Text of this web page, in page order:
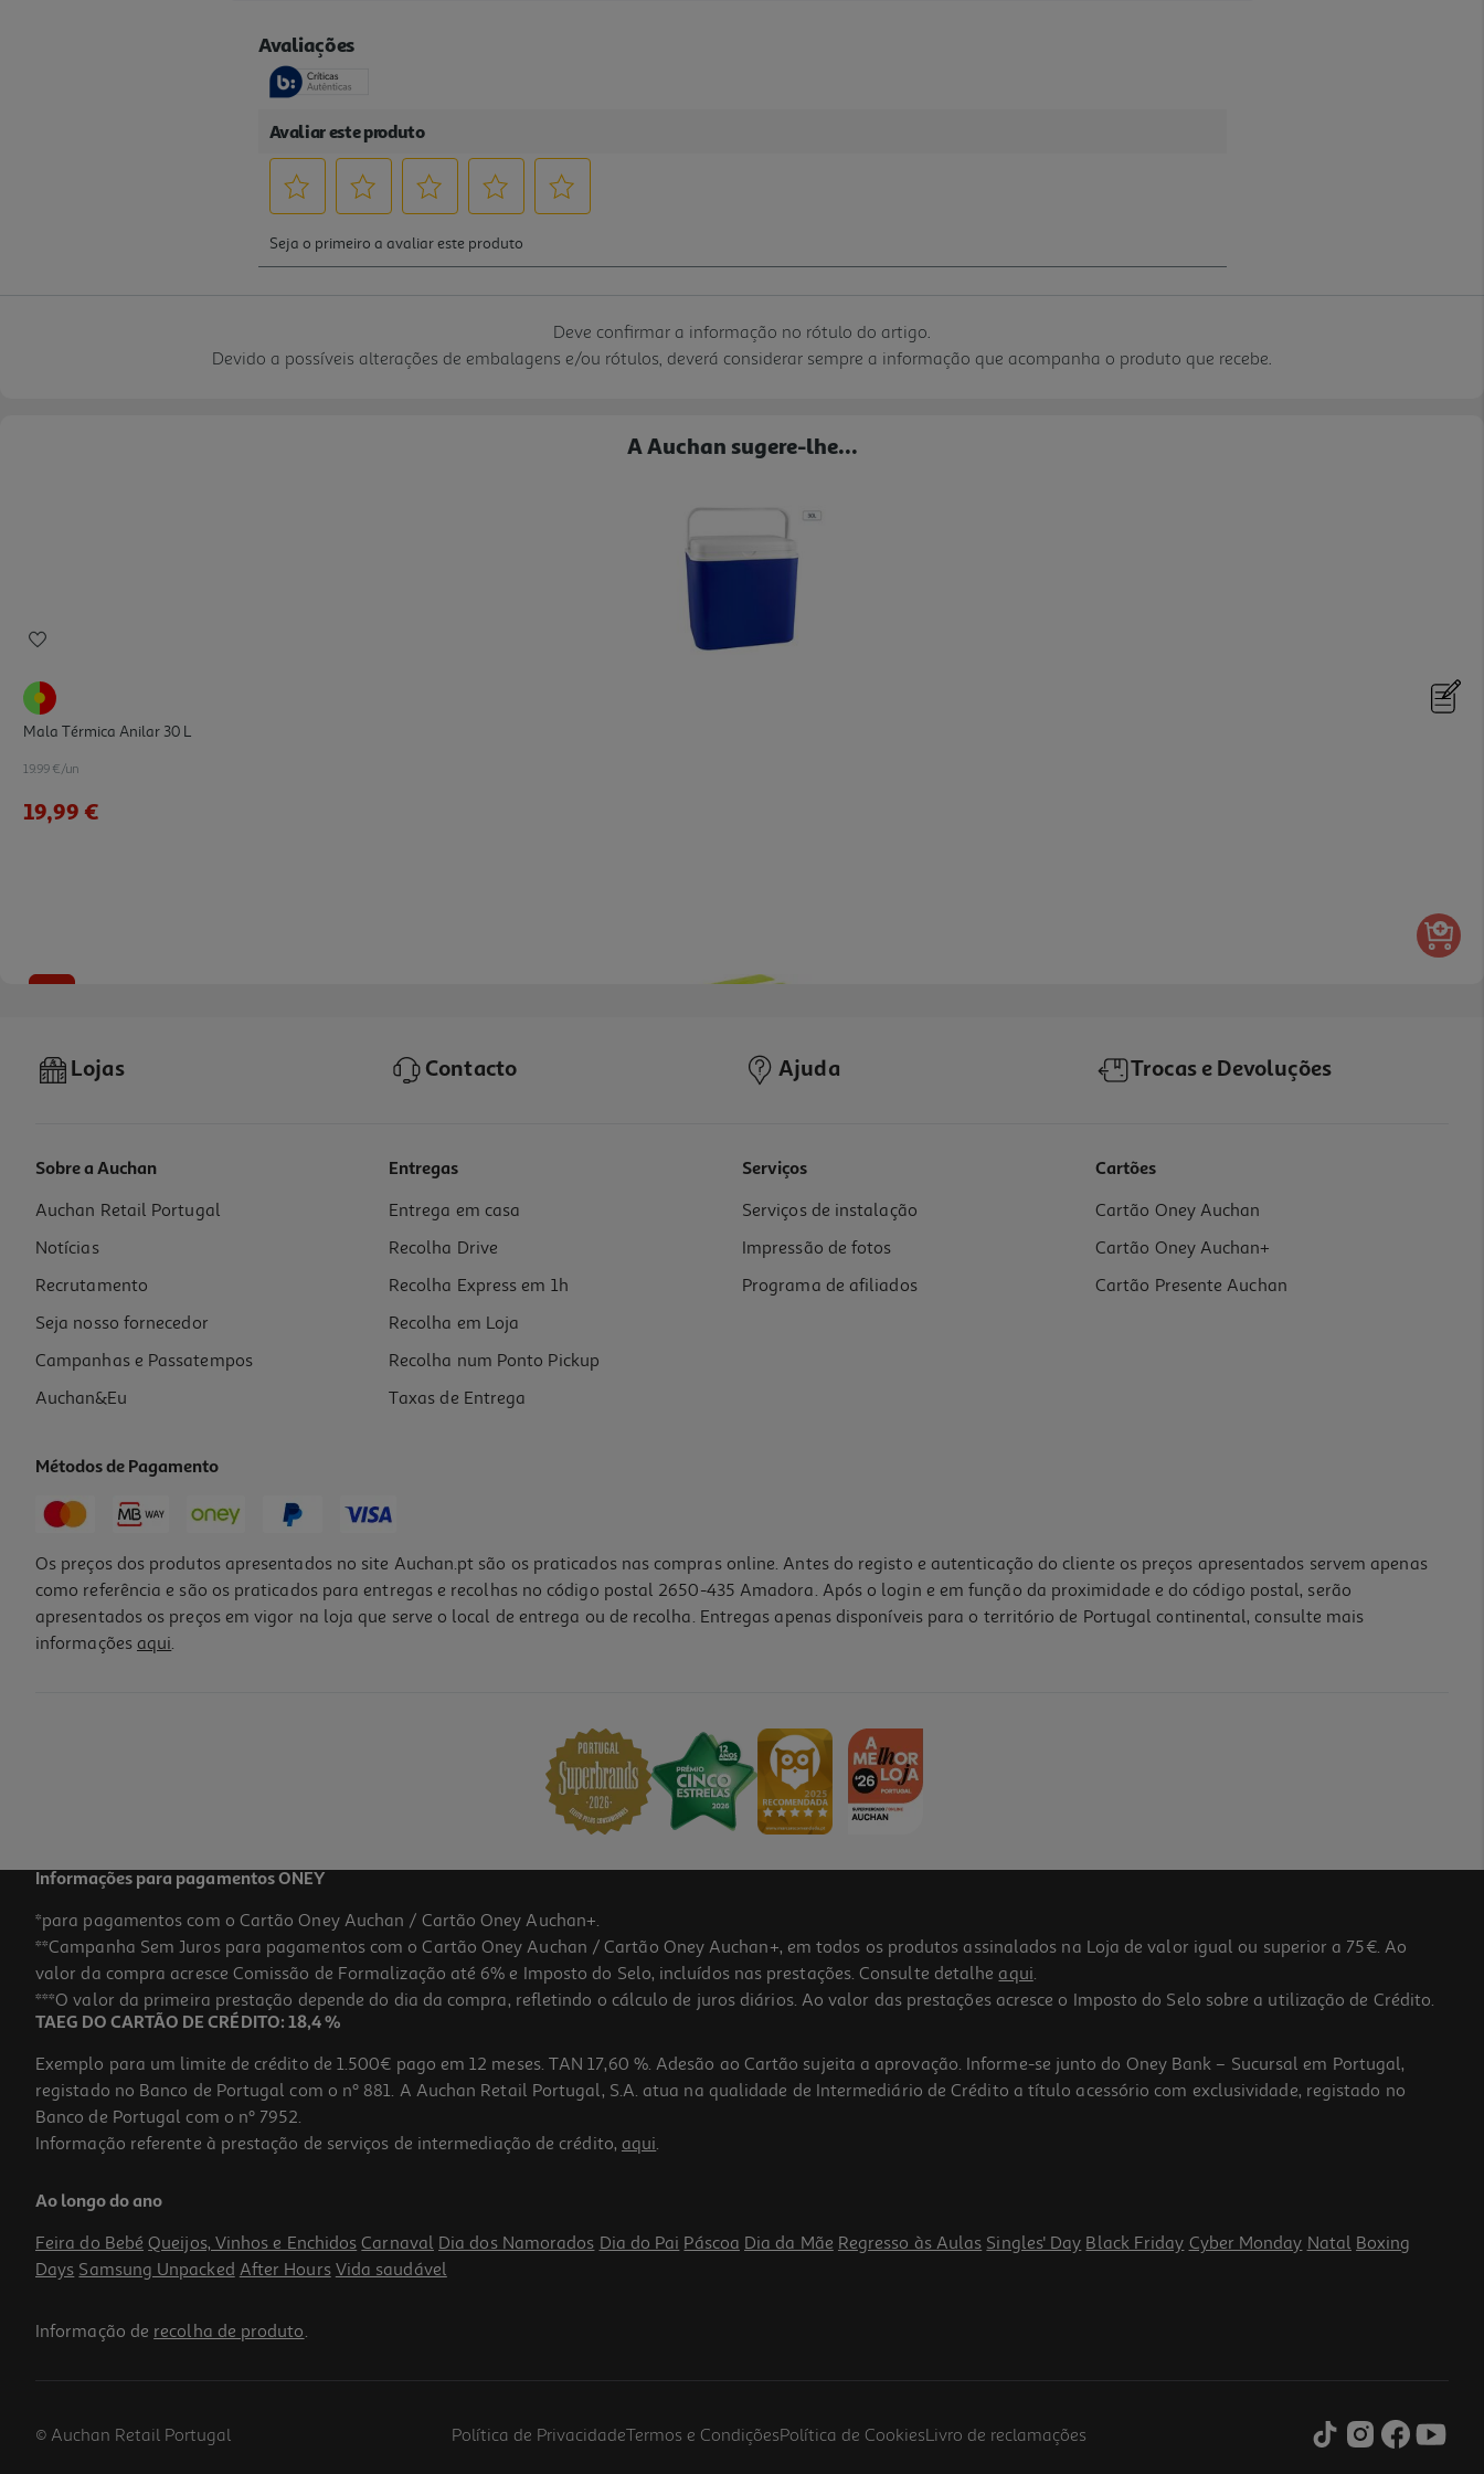
Deve confirmar a informação no rótulo do artigo.
Devido a possíveis alterações de embalagens e/ou rótulos, deverá considerar sempre a informação que acompanha o produto que recebe.
A Auchan sugere-lhe...
Mala Térmica Anilar 30 L
19.99 €/un
19,99 €
Geleira Prompo Cinzento E Verde 15l
9.99 €/un
9,99 €
-25%
14.99 €/un
Price reduced from
19,99 €
14,99 €
Promoção
-24%
Lojas Contacto Ajuda Trocas e Devoluções
Sobre a Auchan
Auchan Retail Portugal
Notícias
Recrutamento
Seja nosso fornecedor
Campanhas e Passatempos
Auchan&Eu
Entregas
Entrega em casa
Recolha Drive
Recolha Express em 1h
Recolha em Loja
Recolha num Ponto Pickup
Taxas de Entrega
Serviços
Serviços de instalação
Impressão de fotos
Programa de afiliados
Cartões
Cartão Oney Auchan
Cartão Oney Auchan+
Cartão Presente Auchan
Métodos de Pagamento
Os preços dos produtos apresentados no site Auchan.pt são os praticados nas compras online. Antes do registo e autenticação do cliente os preços apresentados servem apenas
como referência e são os praticados para entregas e recolhas no código postal 2650-435 Amadora. Após o login e em função da proximidade e do código postal, serão
apresentados os preços em vigor na loja que serve o local de entrega ou de recolha. Entregas apenas disponíveis para o território de Portugal continental, consulte mais
informações aqui.
Informações para pagamentos ONEY
*para pagamentos com o Cartão Oney Auchan / Cartão Oney Auchan+.
**Campanha Sem Juros para pagamentos com o Cartão Oney Auchan / Cartão Oney Auchan+, em todos os produtos assinalados na Loja de valor igual ou superior a 75€. Ao
valor da compra acresce Comissão de Formalização até 6% e Imposto do Selo, incluídos nas prestações. Consulte detalhe aqui.
***O valor da primeira prestação depende do dia da compra, refletindo o cálculo de juros diários. Ao valor das prestações acresce o Imposto do Selo sobre a utilização de Crédito.
TAEG DO CARTÃO DE CRÉDITO: 18,4 %
Exemplo para um limite de crédito de 1.500€ pago em 12 meses. TAN 17,60 %. Adesão ao Cartão sujeita a aprovação. Informe-se junto do Oney Bank – Sucursal em Portugal,
registado no Banco de Portugal com o nº 881. A Auchan Retail Portugal, S.A. atua na qualidade de Intermediário de Crédito a título acessório com exclusividade, registado no
Banco de Portugal com o nº 7952.
Informação referente à prestação de serviços de intermediação de crédito, aqui.
Ao longo do ano
Feira do Bebé Queijos, Vinhos e Enchidos Carnaval Dia dos Namorados Dia do Pai Páscoa Dia da Mãe Regresso às Aulas Singles' Day Black Friday Cyber Monday Natal Boxing
Days Samsung Unpacked After Hours Vida saudável
Informação de recolha de produto.
Política de PrivacidadeTermos e CondiçõesPolítica de CookiesLivro de reclamações
© Auchan Retail Portugal